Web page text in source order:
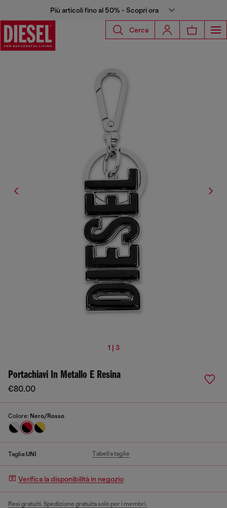
Più articoli fino al 50% - Scopri ora
Cerca
1 | 3
Portachiavi In Metallo E Resina
€80.00
Colore: Nero/Rosso
Taglia:UNI Tabella taglie
Verifica la disponibilità in negozio
Resi gratuiti. Spedizione gratuita solo per i membri.